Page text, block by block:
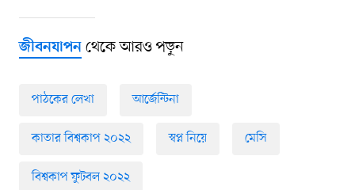
জীবনযাপনথেকে আরও পড়ুন
পাঠকের লেখা আর্জেন্টিনা
কাতার বিশ্বকাপ ২০২২ স্বপ্ন নিয়ে মেসি
বিশ্বকাপ ফুটবল ২০২২